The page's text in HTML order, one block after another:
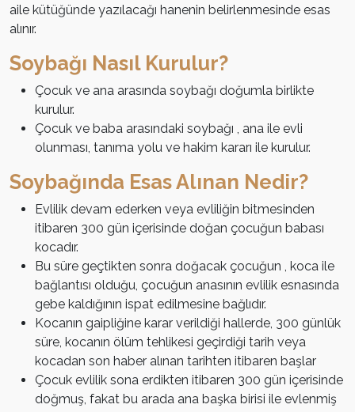
aile kütüğünde yazılacağı hanenin belirlenmesinde esas
alınır.
Soybağı Nasıl Kurulur?
Çocuk ve ana arasında soybağı doğumla birlikte
kurulur.
Çocuk ve baba arasındaki soybağı , ana ile evli
olunması, tanıma yolu ve hakim kararı ile kurulur.
Soybağında Esas Alınan Nedir?
Evlilik devam ederken veya evliliğin bitmesinden
itibaren 300 gün içerisinde doğan çocuğun babası
kocadır.
Bu süre geçtikten sonra doğacak çocuğun , koca ile
bağlantısı olduğu, çocuğun anasının evlilik esnasında
gebe kaldığının ispat edilmesine bağlıdır.
Kocanın gaipliğine karar verildiği hallerde, 300 günlük
süre, kocanın ölüm tehlikesi geçirdiği tarih veya
kocadan son haber alınan tarihten itibaren başlar
Çocuk evlilik sona erdikten itibaren 300 gün içerisinde
doğmuş, fakat bu arada ana başka birisi ile evlenmiş